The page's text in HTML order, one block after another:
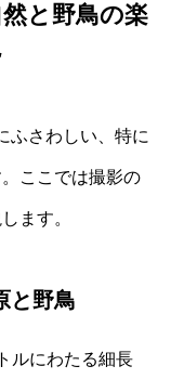
と野鳥の楽
ふさわしい、特に
ここでは撮影の
ます。
と野鳥
ルにわたる細長